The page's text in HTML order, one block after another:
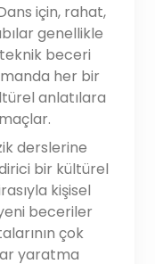
için, rahat,
genellikle
beceri
her bir
anlatılara
derslerine
bir kültürel
kişisel
beceriler
çok
yaratma